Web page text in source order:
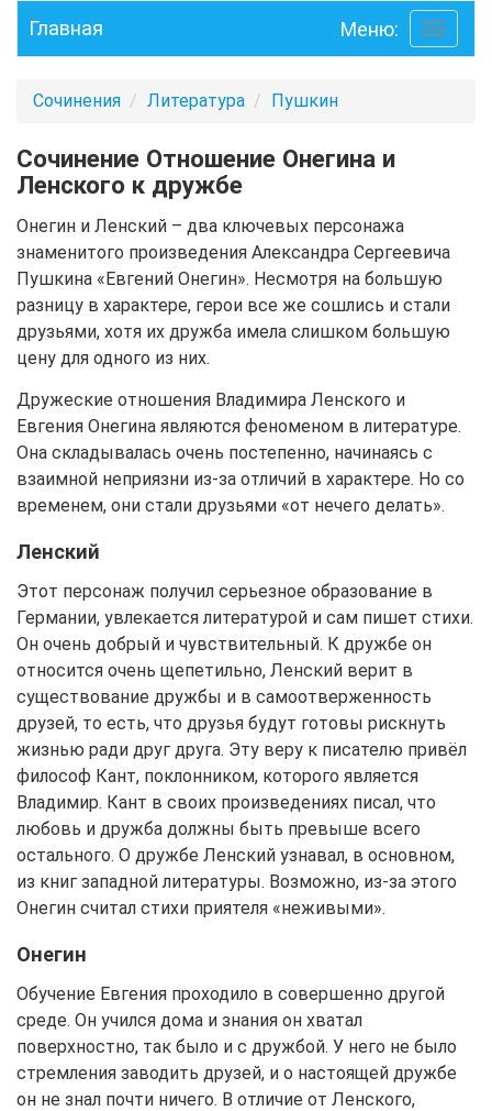
Toggle
Главная Меню:
Сочинения Литература Пушкин
Сочинение Отношение Онегина и
Ленского к дружбе
Онегин и Ленский – два ключевых персонажа
знаменитого произведения Александра Сергеевича
Пушкина «Евгений Онегин». Несмотря на большую
разницу в характере, герои все же сошлись и стали
друзьями, хотя их дружба имела слишком большую
цену для одного из них.
Дружеские отношения Владимира Ленского и
Евгения Онегина являются феноменом в литературе.
Она складывалась очень постепенно, начинаясь с
взаимной неприязни из-за отличий в характере. Но со
временем, они стали друзьями «от нечего делать».
Ленский
Этот персонаж получил серьезное образование в
Германии, увлекается литературой и сам пишет стихи.
Он очень добрый и чувствительный. К дружбе он
относится очень щепетильно, Ленский верит в
существование дружбы и в самоотверженность
друзей, то есть, что друзья будут готовы рискнуть
жизнью ради друг друга. Эту веру к писателю привёл
философ Кант, поклонником, которого является
Владимир. Кант в своих произведениях писал, что
любовь и дружба должны быть превыше всего
остального. О дружбе Ленский узнавал, в основном,
из книг западной литературы. Возможно, из-за этого
Онегин считал стихи приятеля «неживыми».
Онегин
Обучение Евгения проходило в совершенно другой
среде. Он учился дома и знания он хватал
поверхностно, так было и с дружбой. У него не было
стремления заводить друзей, и о настоящей дружбе
он не знал почти ничего. В отличие от Ленского,